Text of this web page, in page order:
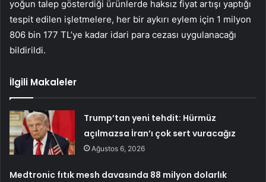
yoğun talep gösterdiği ürünlerde haksız fiyat artışı yaptığı
tespit edilen işletmelere, her bir aykırı eylem için 1 milyon
806 bin 177 TL’ye kadar idari para cezası uygulanacağı
bildirildi.
İlgili Makaleler
Trump’tan yeni tehdit: Hürmüz
açılmazsa İran’ı çok sert vuracağız
Ağustos 6, 2026
Medtronic fıtık mesh davasında 88 milyon dolarlık